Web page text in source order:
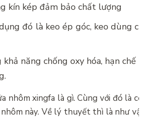
kín kép đảm bảo chất lượng
đó là keo ép góc, keo dùng
năng chống oxy hóa, hạn
nhôm xingfa là gì. Cùng với đó là
này. Về lý thuyết thì là như